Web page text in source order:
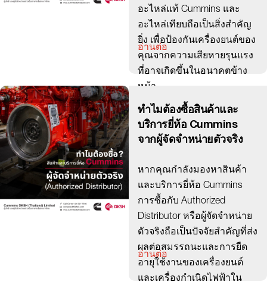
อะไหล่แท้ Cummins และ
อะไหล่เทียบถือเป็นสิ่งสำคัญ
ยิ่ง เพื่อป้องกันเครื่องยนต์ของ
คุณจากความเสียหายรุนแรง
ที่อาจเกิดขึ้นในอนาคตข้าง
หน้า
อ่านต่อ
ทำไมต้องซื้อสินค้าและ
บริการยี่ห้อ Cummins
จากผู้จัดจำหน่ายตัวจริง
หากคุณกำลังมองหาสินค้า
และบริการยี่ห้อ Cummins
การซื้อกับ Authorized
Distributor หรือผู้จัดจำหน่าย
ตัวจริงถือเป็นปัจจัยสำคัญที่ส่ง
ผลต่อสมรรถนะและการยืด
อายุใช้งานของเครื่องยนต์
และเครื่องกำเนิดไฟฟ้าใน
อ่านต่อ